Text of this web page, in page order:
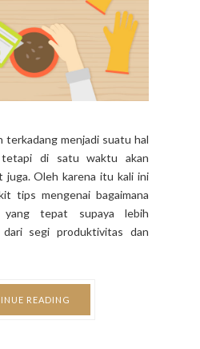
terkadang menjadi suatu hal
tetapi di satu waktu akan
juga. Oleh karena itu kali ini
tips mengenai bagaimana
tepat supaya lebih
segi produktivitas dan
READING